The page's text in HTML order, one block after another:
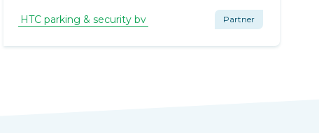
toegangspoort essentieel is voor een
HTC parking & security bv Partner